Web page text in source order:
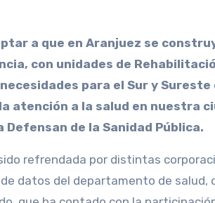
con unidades de
para el Sur y Sureste
atención a la salud en nuestra
de la Sanidad Pública.
refrendada por distintas
datos del departamento de salud,